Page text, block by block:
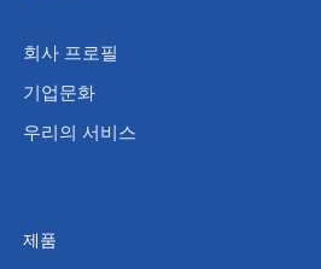
회사 프로필
기업문화
우리의 서비스
제품